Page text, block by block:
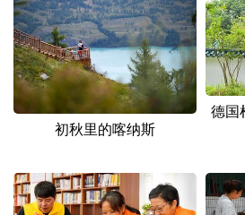
初秋里的喀纳斯
德国